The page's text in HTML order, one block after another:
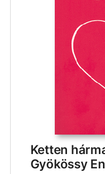
Ketten
Gyökössy